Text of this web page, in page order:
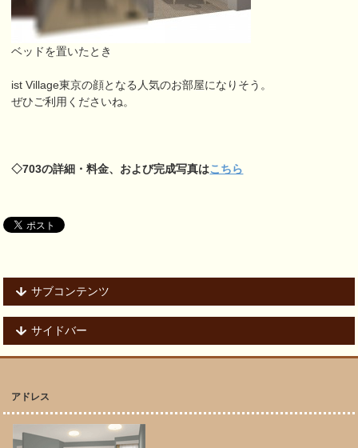
ベッドを置いたとき
ist Village東京の顔となる人気のお部屋になりそう。
ぜひご利用くださいね。
◇703の詳細・料金、および完成写真はこちら
サブコンテンツ
サイドバー
アドレス